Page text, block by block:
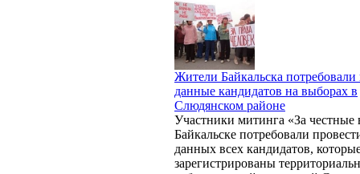
Жители Байкальска потребовали
данные кандидатов на выборах в
Слюдянском районе
Участники митинга «За
Байкальске потребовали
данных всех кандидатов,
зарегистрированы